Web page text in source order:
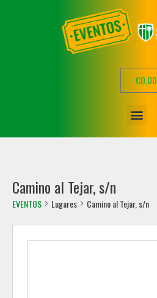
€0,00
Camino al Tejar, s/n
EVENTOS Lugares Camino al Tejar, s/n